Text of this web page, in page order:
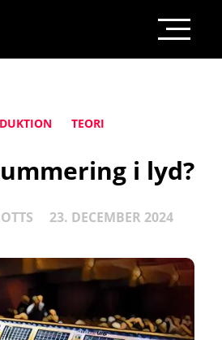
TEORI
i lyd?
23. DECEMBER 2024